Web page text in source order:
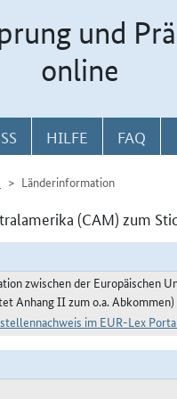
und
online
HILFE FAQ
Länderinformation
(CAM) zum
zwischen der Europäischen
Anhang II zum o.a. Abkommen)
im EUR-Lex